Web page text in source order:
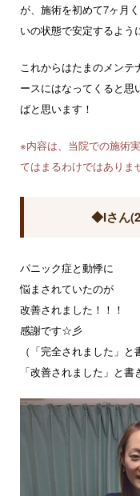
が、施術を初めて7ヶ月
いの状態で安定するよう
これからはたまのメンテ
ースにはなってくると思
ばと思います！
※内容は、当院での施術
てはまるわけではありま
◆Iさん
パニック症と動悸に
悩まされていたのが
改善されました！！！
感謝です☆彡
（「完全されました」
「改善されました」と書